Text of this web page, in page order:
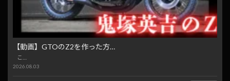
【動画】GTOのZ2を作った方…
こ…
2026.08.03